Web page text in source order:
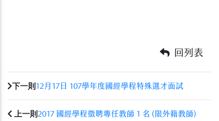
回列表
下一則 12月17日 107學年度國經學程特殊選才面試
上一則 2017 國經學程徵聘專任教師 1 名 (限外籍教師)